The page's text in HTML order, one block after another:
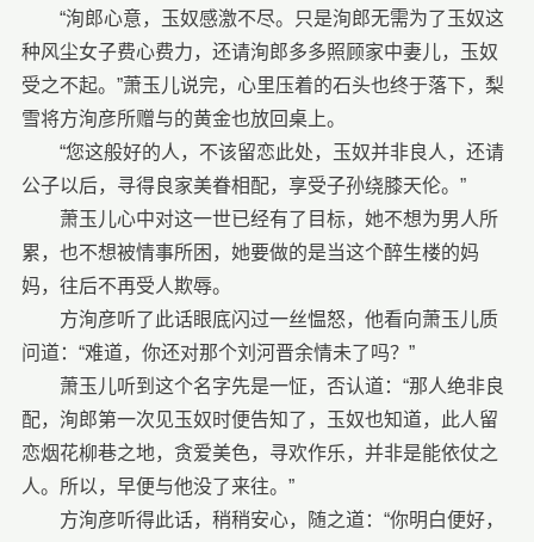
“洵郎心意，玉奴感激不尽。只是洵郎无需为了玉奴这
种风尘女子费心费力，还请洵郎多多照顾家中妻儿，玉奴
受之不起。”萧玉儿说完，心里压着的石头也终于落下，梨
雪将方洵彦所赠与的黄金也放回桌上。
“您这般好的人，不该留恋此处，玉奴并非良人，还请
公子以后，寻得良家美眷相配，享受子孙绕膝天伦。”
萧玉儿心中对这一世已经有了目标，她不想为男人所
累，也不想被情事所困，她要做的是当这个醉生楼的妈
妈，往后不再受人欺辱。
方洵彦听了此话眼底闪过一丝愠怒，他看向萧玉儿质
问道：“难道，你还对那个刘河晋余情未了吗？”
萧玉儿听到这个名字先是一怔，否认道：“那人绝非良
配，洵郎第一次见玉奴时便告知了，玉奴也知道，此人留
恋烟花柳巷之地，贪爱美色，寻欢作乐，并非是能依仗之
人。所以，早便与他没了来往。”
方洵彦听得此话，稍稍安心，随之道：“你明白便好，